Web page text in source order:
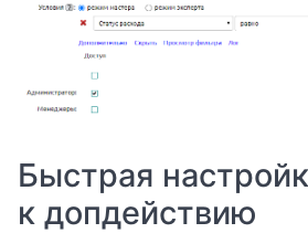
Быстрая
к допдействию